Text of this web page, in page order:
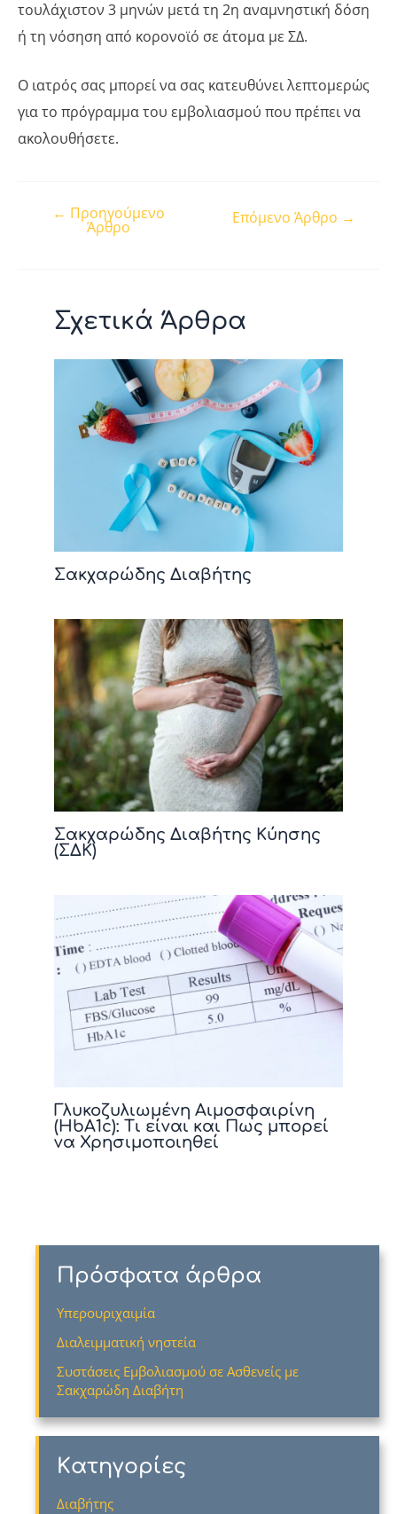
τουλάχιστον 3 μηνών μετά τη 2η αναμνηστική δόση
ή τη νόσηση από κορονοϊό σε άτομα με ΣΔ.
Ο ιατρός σας μπορεί να σας κατευθύνει λεπτομερώς
για το πρόγραμμα του εμβολιασμού που πρέπει να
ακολουθήσετε.
← Προηγούμενο
Άρθρο Επόμενο Άρθρο →
Σχετικά Άρθρα
Σακχαρώδης Διαβήτης
Σακχαρώδης Διαβήτης Κύησης
(ΣΔΚ)
Γλυκοζυλιωμένη Αιμοσφαιρίνη
(HbA1c): Τι είναι και Πως μπορεί
να Χρησιμοποιηθεί
Πρόσφατα άρθρα
Υπερουριχαιμία
Διαλειμματική νηστεία
Συστάσεις Εμβολιασμού σε Ασθενείς με
Σακχαρώδη Διαβήτη
Kατηγορίες
Διαβήτης